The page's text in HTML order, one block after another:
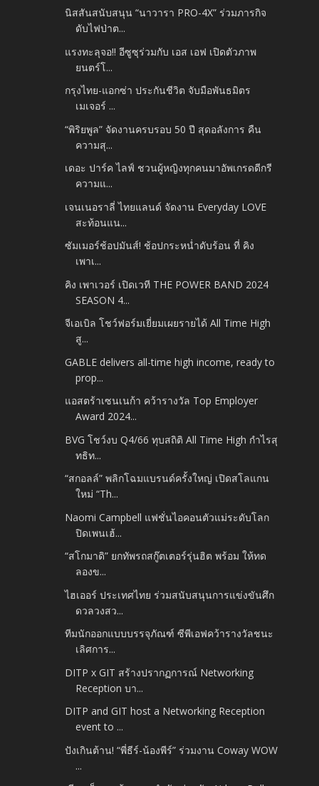
นิสสันสนับสนุน “นาวารา PRO-4X” ร่วมภารกิจ
ดับไฟป่าต...
แรงทะลุจอ!! อีซูซุร่วมกับ เอส เอฟ เปิดตัวภาพ
ยนตร์โ...
กรุงไทย-แอกซ่า ประกันชีวิต จับมือพันธมิตร
เมเจอร์ ...
“พิริยพูล” จัดงานครบรอบ 50 ปี สุดอลังการ คืน
ความสุ...
เดอะ ปาร์ค ไลฟ์ ชวนผู้หญิงทุกคนมาอัพเกรดดีกรี
ความแ...
เจนเนอราลี่ ไทยแลนด์ จัดงาน Everyday LOVE
สะท้อนแน...
ซัมเมอร์ช้อปมันส์! ช้อปกระหน่ำดับร้อน ที่ คิง
เพาเ...
คิง เพาเวอร์ เปิดเวที THE POWER BAND 2024
SEASON 4...
จีเอเบิล โชว์ฟอร์มเยี่ยมเผยรายได้ All Time High
สู...
GABLE delivers all-time high income, ready to
prop...
แอสตร้าเซนเนก้า คว้ารางวัล Top Employer
Award 2024...
BVG โชว์งบ Q4/66 ทุบสถิติ All Time High กำไรสุ
ทธิท...
“สกอลล์” พลิกโฉมแบรนด์ครั้งใหญ่ เปิดสโลแกน
ใหม่ “Th...
Naomi Campbell แฟชั่นไอคอนตัวแม่ระดับโลก
ปิดเพนเฮ้...
“สโกมาดิ” ยกทัพรถสกู๊ตเตอร์รุ่นฮิต พร้อม ให้ทด
ลองข...
ไฮเออร์ ประเทศไทย ร่วมสนับสนุนการแข่งขันศึก
ดวลวงสว...
ทีมนักออกแบบบรรจุภัณฑ์ ซีพีเอฟคว้ารางวัลชนะ
เลิศการ...
DITP x GIT สร้างปรากฏการณ์ Networking
Reception บา...
DITP and GIT host a Networking Reception
event to ...
ปังเกินต้าน! “พี่ธีร์-น้องพีร์” ร่วมงาน Coway WOW
...